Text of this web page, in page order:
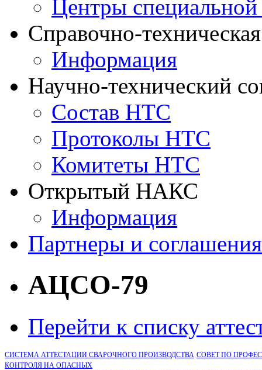
Центры
Справочно-
Информация
Научно-технический
Состав НТС
Протоколы НТС
Комитеты НТС
Открытый НАКС
Информация
Партнеры и соглашения
АЦСО-79
Перейти к списку
СИСТЕМА АТТЕСТАЦИИ СВАРОЧНОГО ПРОИЗВОДСТВА СОВЕТ ПО
КОНТРОЛЯ НА ОПАСНЫХ